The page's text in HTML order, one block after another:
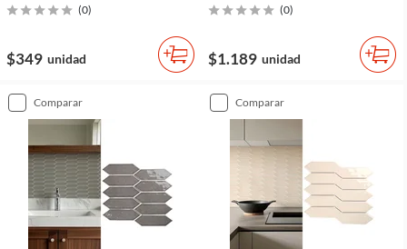
(0)
$349 unidad
(0)
$1.189 unidad
comparar comparar